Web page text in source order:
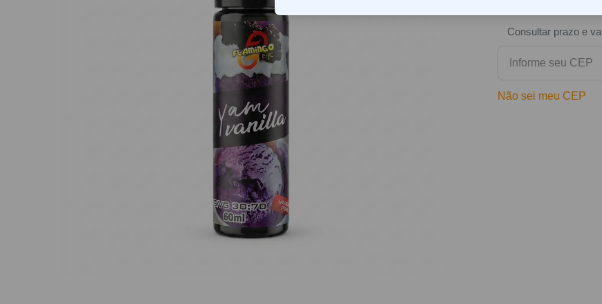
Consultar prazo e
Não sei meu CEP